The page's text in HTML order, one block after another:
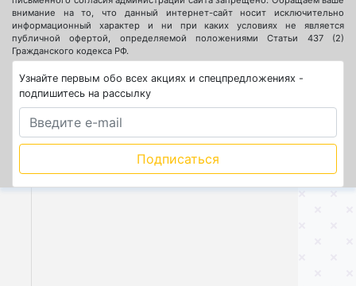
внимание на то, что данный интернет-сайт носит исключительно
информационный характер и ни при каких условиях не является
публичной офертой, определяемой положениями Статьи 437 (2)
Гражданского кодекса РФ.
Узнайте первым обо всех акциях и спецпредложениях -
подпишитесь на рассылку